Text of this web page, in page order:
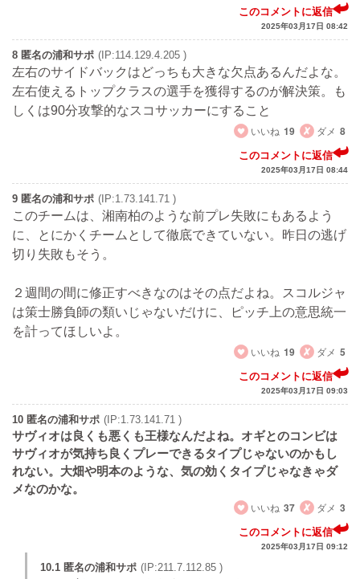
このコメントに返信
2025年03月17日 08:42
8 匿名の浦和サポ (IP:114.129.4.205 )
左右のサイドバックはどっちも大きな欠点あるんだよな。
左右使えるトップクラスの選手を獲得するのが解決策。も
しくは90分攻撃的なスコサッカーにすること
いいね 19 ダメ 8
このコメントに返信
2025年03月17日 08:44
9 匿名の浦和サポ (IP:1.73.141.71 )
このチームは、湘南柏のような前プレ失敗にもあるよう
に、とにかくチームとして徹底できていない。昨日の逃げ
切り失敗もそう。
２週間の間に修正すべきなのはその点だよね。スコルジャ
は策士勝負師の類いじゃないだけに、ピッチ上の意思統一
を計ってほしいよ。
いいね 19 ダメ 5
このコメントに返信
2025年03月17日 09:03
10 匿名の浦和サポ (IP:1.73.141.71 )
サヴィオは良くも悪くも王様なんだよね。オギとのコンビは
サヴィオが気持ち良くプレーできるタイプじゃないのかもし
れない。大畑や明本のような、気の効くタイプじゃなきゃダ
メなのかな。
いいね 37 ダメ 3
このコメントに返信
2025年03月17日 09:12
10.1 匿名の浦和サポ (IP:211.7.112.85 )